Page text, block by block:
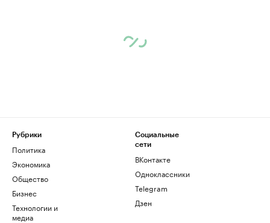
Рубрики
Политика
Экономика
Общество
Бизнес
Технологии и
медиа
Социальные
сети
ВКонтакте
Одноклассники
Telegram
Дзен